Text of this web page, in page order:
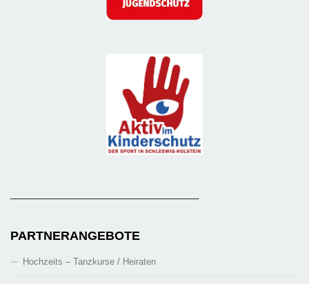
PARTNERANGEBOTE
Hochzeits – Tanzkurse / Heiraten